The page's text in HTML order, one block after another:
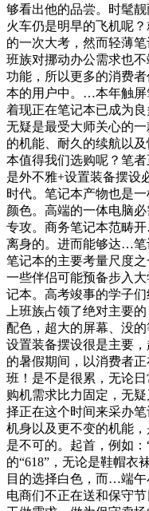
够看出他的品尝。时髦
火车仍是明早的飞机呢
的一次大考，然而轻薄
班族对挪动办公需求也
功能，所以更多的消费
本的用户中。…本年触屏
着现正在笔记本已成为
无疑是最受大师关心的
的机能、耐久的续航以
本值得我们选购呢？笔
是外不雅+设置装备摆设
时代。笔记本产物也是
颜色。高端的一体电脑
专攻。商务笔记本范畴
离身的。进而能够达…笔
笔记本的主要考量尺度
一些伴侣可能预备步入
记本。高考竣事的学子
上班族占领了绝对主要
配色，超大的屏幕、没
设置装备摆设很是主要
的暑假期间，以消费者
班！是不是很累，无论
购机需求比力固定，无
择正在这个时间来采办
机身以及更不变的机能
是不可的。起首，例如：
的“618”，无论是鞋帽衣
目的选择白色，而…端
电商们不正在送和保守